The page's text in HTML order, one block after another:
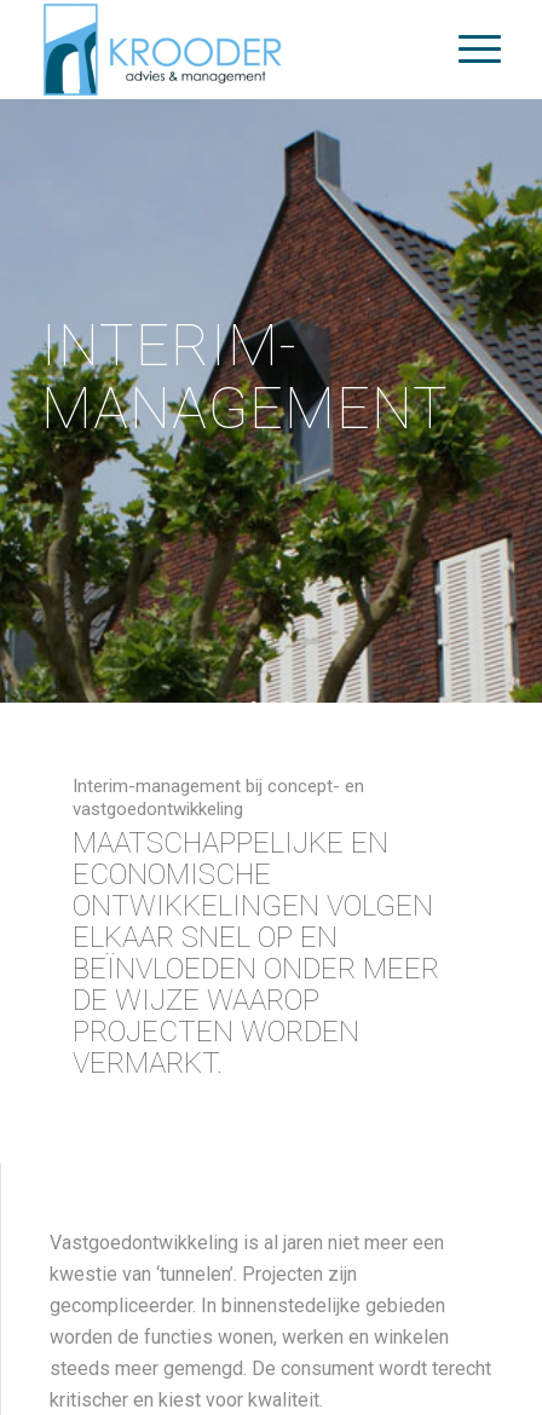
INTERIM-
MANAGEMENT
Interim-management bij concept- en
vastgoedontwikkeling
MAATSCHAPPELIJKE EN
ECONOMISCHE
ONTWIKKELINGEN VOLGEN
ELKAAR SNEL OP EN
BEÏNVLOEDEN ONDER MEER
DE WIJZE WAAROP
PROJECTEN WORDEN
VERMARKT.
Vastgoedontwikkeling is al jaren niet meer een
kwestie van ‘tunnelen’. Projecten zijn
gecompliceerder. In binnenstedelijke gebieden
worden de functies wonen, werken en winkelen
steeds meer gemengd. De consument wordt terecht
kritischer en kiest voor kwaliteit.